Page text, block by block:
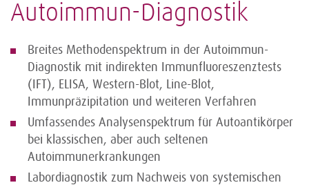
Autoimmun-Diagnostik
Breites Methodenspektrum in der Autoimmun-
Diagnostik mit indirekten Immunfluoreszenztests
(IFT), ELISA, Western-Blot, Line-Blot,
Immunpräzipitation und weiteren Verfahren
Umfassendes Analysenspektrum für Autoantikörper
bei klassischen, aber auch seltenen
Autoimmunerkrankungen
Labordiagnostik zum Nachweis von systemischen